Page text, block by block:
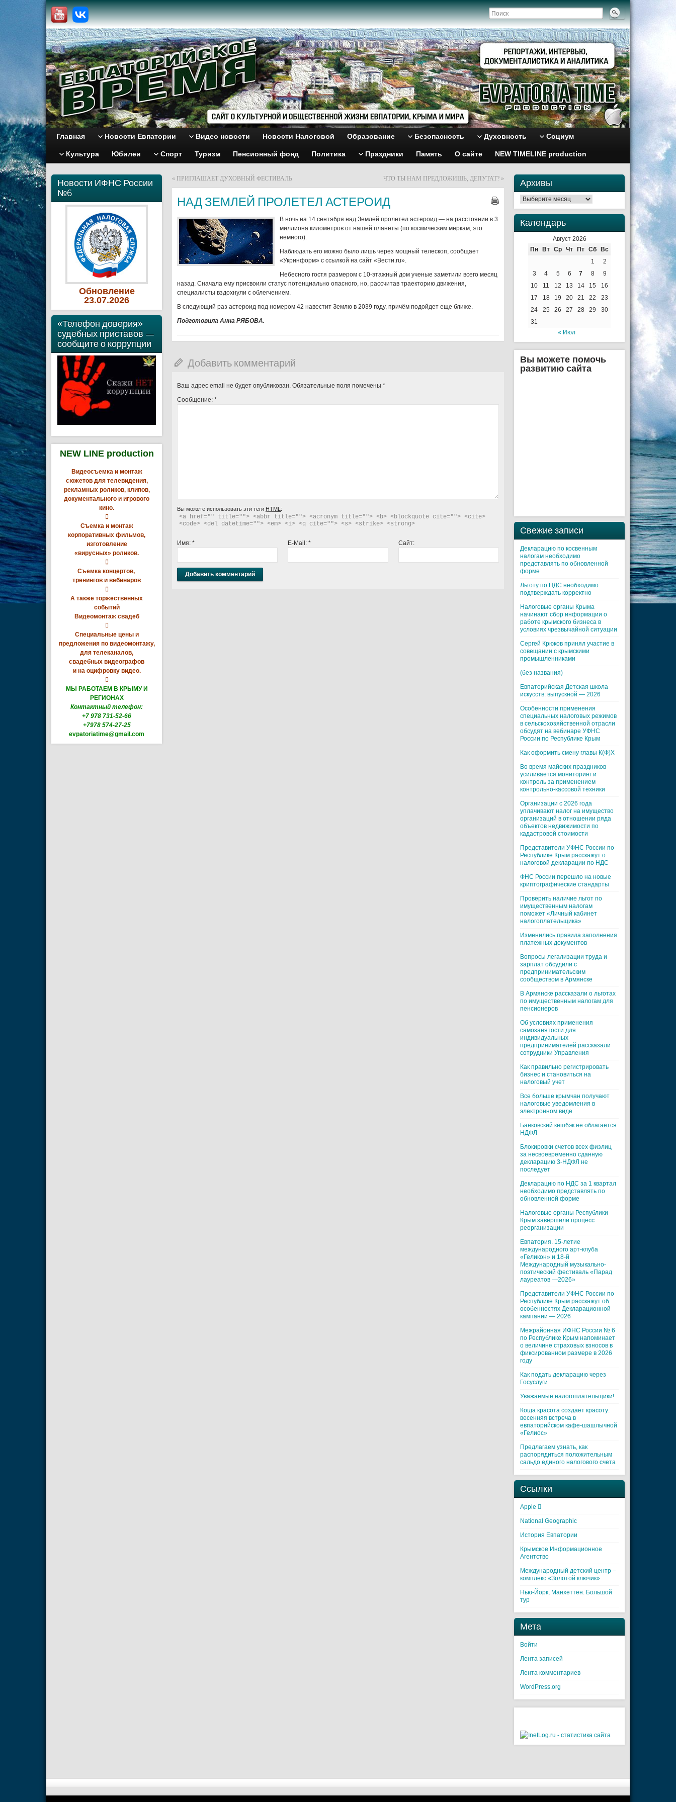
Главная Новости Евпатории Видео новости Новости Налоговой Образование Безопасность Духовность Социум
Культура Юбилеи Спорт Туризм Пенсионный фонд Политика Праздники Память О сайте NEW TIMELINE production
Новости ИФНС России
№6
Обновление
23.07.2026
«Телефон доверия»
судебных приставов —
сообщите о коррупции
NEW LINE production
Видеосъемка и монтаж
сюжетов для телевидения,
рекламных роликов, клипов,
документального и игрового
кино.

Съемка и монтаж
корпоративных фильмов,
изготовление
«вирусных» роликов.

Съемка концертов,
тренингов и вебинаров

А также торжественных
событий
Видеомонтаж свадеб

Специальные цены и
предложения по видеомонтажу,
для телеканалов,
свадебных видеографов
и на оцифровку видео.

МЫ РАБОТАЕМ В КРЫМУ И
РЕГИОНАХ
Контактный телефон:
+7 978 731-52-66
+7978 574-27-25
evpatoriatime@gmail.com
« ПРИГЛАШАЕТ ДУХОВНЫЙ ФЕСТИВАЛЬ ЧТО ТЫ НАМ ПРЕДЛОЖИШЬ, ДЕПУТАТ? »
НАД ЗЕМЛЕЙ ПРОЛЕТЕЛ АСТЕРОИД
В ночь на 14 сентября над Землей пролетел астероид — на расстоянии в 3
миллиона километров от нашей планеты (по космическим меркам, это
немного).
Наблюдать его можно было лишь через мощный телескоп, сообщает
«Укринформ» с ссылкой на сайт «Вести.ru».
Небесного гостя размером с 10-этажный дом ученые заметили всего месяц
назад. Сначала ему присвоили статус потенциально опасного, но, рассчитав траекторию движения,
специалисты вздохнули с облегчением.
В следующий раз астероид под номером 42 навестит Землю в 2039 году, причём подойдет еще ближе.
Подготовила Анна РЯБОВА.
Добавить комментарий
Ваш адрес email не будет опубликован. Обязательные поля помечены *
Сообщение: *
Вы можете использовать эти теги HTML :
<a href="" title=""> <abbr title=""> <acronym title=""> <b> <blockquote cite=""> <cite>
<code> <del datetime=""> <em> <i> <q cite=""> <s> <strike> <strong>
Имя: * E-Mail: * Сайт:
Архивы
Архивы
Календарь
Август 2026
Пн
Вт Ср Чт Пт Сб
Вс
1
2
3
4 5 6 7 8
9
10
11 12 13 14 15
16
17
18 19 20 21 22
23
24
25 26 27 28 29
30
31
« Июл
Вы можете помочь
развитию сайта
Свежие записи
Декларацию по косвенным
налогам необходимо
представлять по обновленной
форме
Льготу по НДС необходимо
подтверждать корректно
Налоговые органы Крыма
начинают сбор информации о
работе крымского бизнеса в
условиях чрезвычайной ситуации
Cергей Крюков принял участие в
совещании с крымскими
промышленниками
(без названия)
Евпаторийская Детская школа
искусств: выпускной — 2026
Особенности применения
специальных налоговых режимов
в сельскохозяйственной отрасли
обсудят на вебинаре УФНС
России по Республике Крым
Как оформить смену главы К(Ф)Х
Во время майских праздников
усиливается мониторинг и
контроль за применением
контрольно-кассовой техники
Организации с 2026 года
уплачивают налог на имущество
организаций в отношении ряда
объектов недвижимости по
кадастровой стоимости
Представители УФНС России по
Республике Крым расскажут о
налоговой декларации по НДС
ФНС России перешло на новые
криптографические стандарты
Проверить наличие льгот по
имущественным налогам
поможет «Личный кабинет
налогоплательщика»
Изменились правила заполнения
платежных документов
Вопросы легализации труда и
зарплат обсудили с
предпринимательским
сообществом в Армянске
В Армянске рассказали о льготах
по имущественным налогам для
пенсионеров
Об условиях применения
самозанятости для
индивидуальных
предпринимателей рассказали
сотрудники Управления
Как правильно регистрировать
бизнес и становиться на
налоговый учет
Все больше крымчан получают
налоговые уведомления в
электронном виде
Банковский кешбэк не облагается
НДФЛ
Блокировки счетов всех физлиц
за несвоевременно сданную
декларацию 3-НДФЛ не
последует
Декларацию по НДС за 1 квартал
необходимо представлять по
обновленной форме
Налоговые органы Республики
Крым завершили процесс
реорганизации
Евпатория. 15-летие
международного арт-клуба
«Геликон» и 18-й
Международный музыкально-
поэтический фестиваль «Парад
лауреатов —2026»
Представители УФНС России по
Республике Крым расскажут об
особенностях Декларационной
кампании — 2026
Межрайонная ИФНС России № 6
по Республике Крым напоминает
о величине страховых взносов в
фиксированном размере в 2026
году
Как подать декларацию через
Госуслуги
Уважаемые налогоплательщики!
Когда красота создает красоту:
весенняя встреча в
евпаторийском кафе-шашлычной
«Гелиос»
Предлагаем узнать, как
распорядиться положительным
сальдо единого налогового счета
Ссылки
Apple 
National Geographic
История Евпатории
Крымское Информационное
Агентство
Международный детский центр –
комплекс «Золотой ключик»
Нью-Йорк, Манхеттен. Большой
тур
Мета
Войти
Лента записей
Лента комментариев
WordPress.org